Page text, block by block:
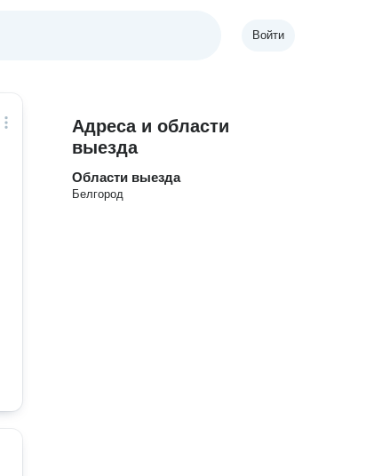
Войти
Адреса и области
выезда
Области выезда
Белгород